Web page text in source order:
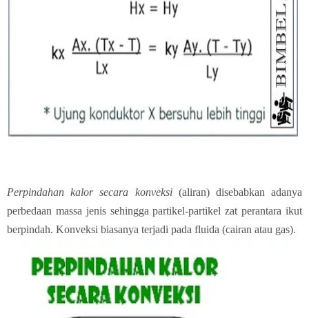
Perpindahan kalor secara konveksi (aliran) disebabkan adanya
perbedaan massa jenis sehingga partikel-partikel zat perantara ikut
berpindah. Konveksi biasanya terjadi pada fluida (cairan atau gas).